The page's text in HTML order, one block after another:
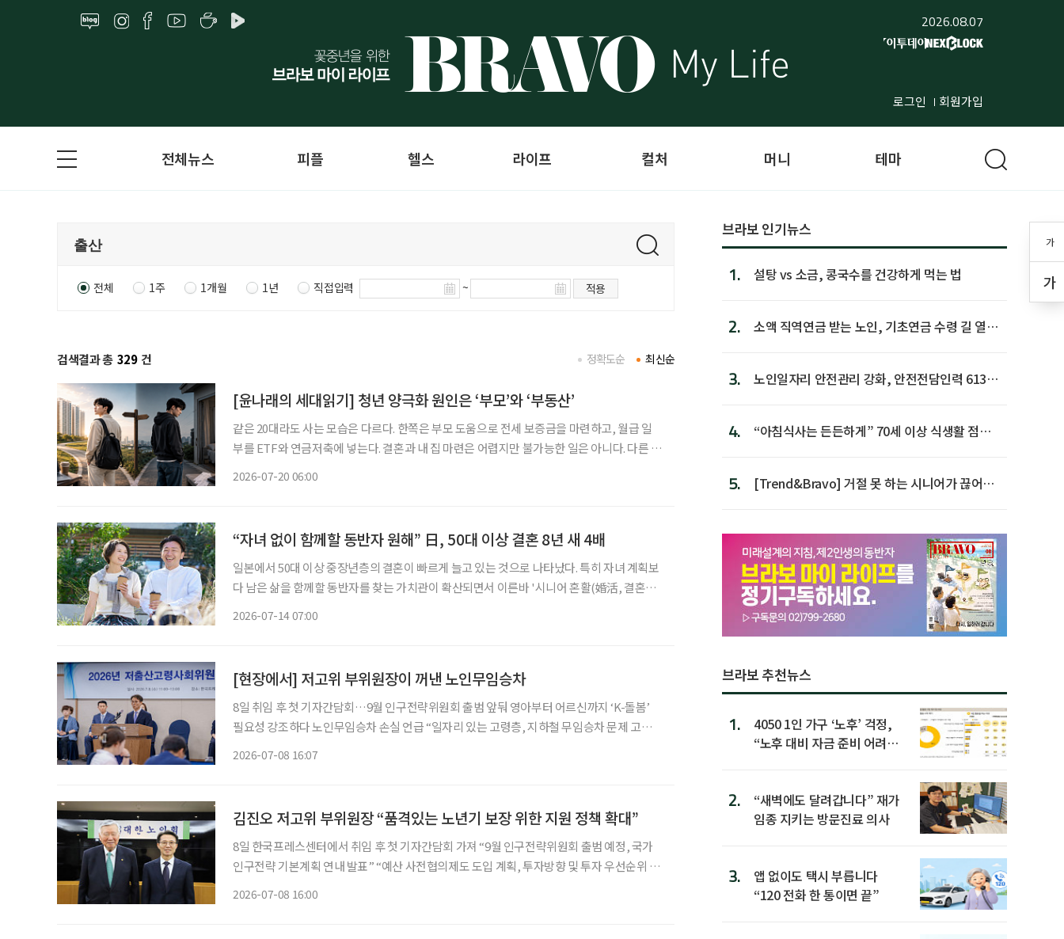
2026.08.07
로그인 회원가입
가
가
전체뉴스 피플 헬스 라이프 컬처 머니 테마
전체 1주 1개월 1년 직접입력 ~ 적용
검색결과 총 329 건 최신순
정확도순
[윤나래의 세대읽기] 청년 양극화 원인은 ‘부모’와 ‘부동산’
같은 20대라도 사는 모습은 다르다. 한쪽은 부모 도움으로 전세 보증금을 마련하고, 월급 일
부를 ETF와 연금저축에 넣는다. 결혼과 내 집 마련은 어렵지만 불가능한 일은 아니다. 다른 한
2026-07-20 06:00
“자녀 없이 함께할 동반자 원해” 日, 50대 이상 결혼 8년 새 4배
일본에서 50대 이상 중장년층의 결혼이 빠르게 늘고 있는 것으로 나타났다. 특히 자녀 계획보
다 남은 삶을 함께할 동반자를 찾는 가치관이 확산되면서 이른바 '시니어 혼활(婚活, 결혼활
2026-07-14 07:00
[현장에서] 저고위 부위원장이 꺼낸 노인무임승차
8일 취임 후 첫 기자간담회…9월 인구전략위원회 출범 앞둬 영아부터 어르신까지 ‘K-돌봄’
필요성 강조하다 노인무임승차 손실 언급 “일자리 있는 고령층, 지하철 무임승차 문제 고려해
2026-07-08 16:07
김진오 저고위 부위원장 “품격있는 노년기 보장 위한 지원 정책 확대”
8일 한국프레스센터에서 취임 후 첫 기자간담회 가져 “9월 인구전략위원회 출범 예정, 국가
인구전략 기본계획 연내 발표” “예산 사전협의제도 도입 계획, 투자방향 및 투자 우선순위 미
2026-07-08 16:00
브라보 인기뉴스
1. 설탕 vs 소금, 콩국수를 건강하게 먹는 법
2.
소액 직역연금 받는 노인, 기초연금 수령 길 열린
3.
노인일자리 안전관리 강화, 안전전담인력 613명
4.
“아침식사는 든든하게” 70세 이상 식생활 점수
5.
[Trend&Bravo] 거절 못 하는 시니어가 끊어야
브라보 추천뉴스
1.
4050 1인 가구 ‘노후’ 걱정,
“노후 대비 자금 준비 어려
2.
“새벽에도 달려갑니다” 재가
임종 지키는 방문진료 의사
3.
앱 없이도 택시 부릅니다
“120 전화 한 통이면 끝”